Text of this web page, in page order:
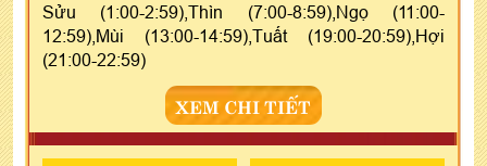
Sửu (1:00-2:59),Thìn (7:00-8:59),Ngọ (11:00-
12:59),Mùi (13:00-14:59),Tuất (19:00-20:59),Hợi
(21:00-22:59)
XEM CHI TIẾT